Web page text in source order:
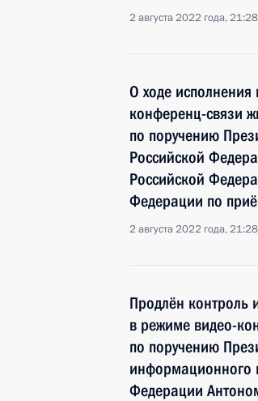
2 августа 2022 года, 21:28
О ходе
конференц-связи
по поручению
Российской
Российской
Федерации по
2 августа 2022 года, 21:28
Продлён контроль
в режиме видео-
по поручению
информационного
Федерации